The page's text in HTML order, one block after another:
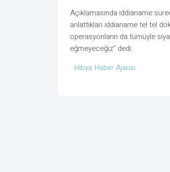
Açıklamasında iddianame
anlattıkları iddianame tel tel
operasyonların da tümüyle
eğmeyeceğiz” dedi.
Hibya Haber Ajansı